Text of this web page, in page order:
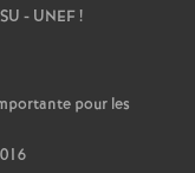
- UNEF!
pour les